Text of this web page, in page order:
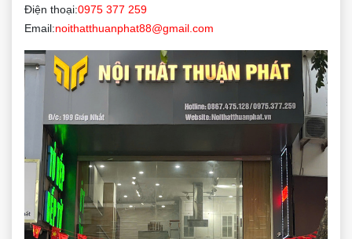
Điện thoại:0975 377 259
Email:noithatthuanphat88@gmail.com